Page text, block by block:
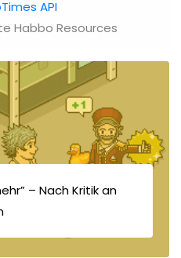
API
Habbo Resources
– Nach Kritik an